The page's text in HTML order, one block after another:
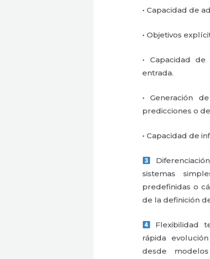
• Capacidad de
• Objetivos
• Capacidad
entrada.
• Generación
predicciones o
• Capacidad de
sistemas
predefinidas o
de la definición
Flexibilidad
rápida
desde